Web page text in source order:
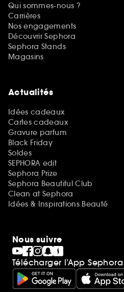
Qui sommes-nous ?
Carrières
Nos engagements
Découvrir Sephora
Sephora Stands
Magasins
Actualités
Idées cadeaux
Cartes cadeaux
Gravure parfum
Black Friday
Soldes
SEPHORA edit
Sephora Prize
Sephora Beautiful Club
Clean at Sephora
Idées & Inspirations Beauté
Nous suivre
Télécharger l’App Sephora